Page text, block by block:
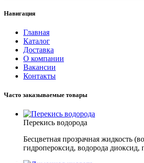
Навигация
Главная
Каталог
Доставка
О компании
Вакансии
Контакты
Часто заказываемые товары
Перекись водорода
Бесцветная прозрачная жидкость
гидропероксид, водорода диоксид,